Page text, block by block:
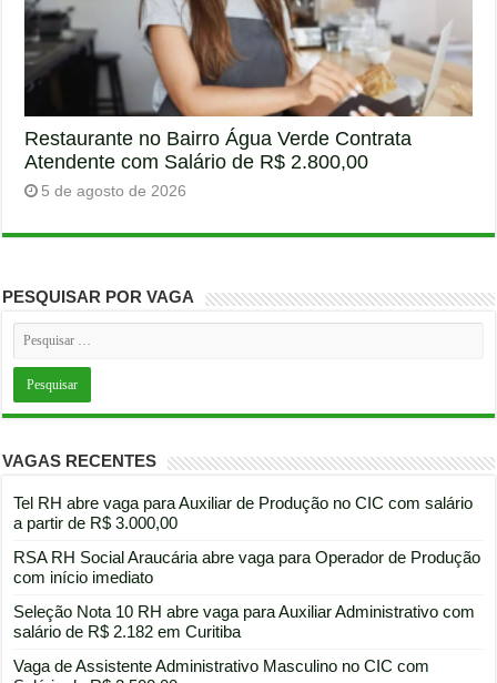
Restaurante no Bairro Água Verde Contrata
Atendente com Salário de R$ 2.800,00
5 de agosto de 2026
PESQUISAR POR VAGA
VAGAS RECENTES
Tel RH abre vaga para Auxiliar de Produção no CIC com salário
a partir de R$ 3.000,00
RSA RH Social Araucária abre vaga para Operador de Produção
com início imediato
Seleção Nota 10 RH abre vaga para Auxiliar Administrativo com
salário de R$ 2.182 em Curitiba
Vaga de Assistente Administrativo Masculino no CIC com